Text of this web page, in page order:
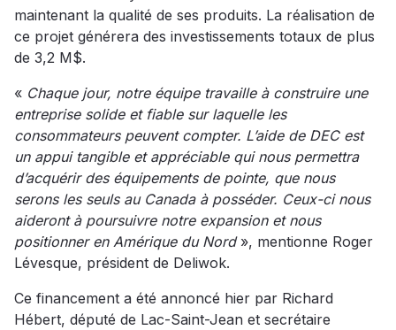
maintenant la qualité de ses produits. La réalisation de
ce projet générera des investissements totaux de plus
de 3,2 M$.
« Chaque jour, notre équipe travaille à construire une
entreprise solide et fiable sur laquelle les
consommateurs peuvent compter. L’aide de DEC est
un appui tangible et appréciable qui nous permettra
d’acquérir des équipements de pointe, que nous
serons les seuls au Canada à posséder. Ceux-ci nous
aideront à poursuivre notre expansion et nous
positionner en Amérique du Nord», mentionne Roger
Lévesque, président de Deliwok.
Ce financement a été annoncé hier par Richard
Hébert, député de Lac-Saint-Jean et secrétaire